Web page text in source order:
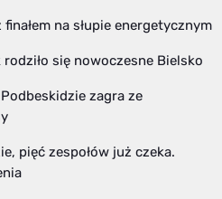
finałem na słupie energetycznym
się nowoczesne Bielsko
zagra ze
pięć zespołów już czeka.